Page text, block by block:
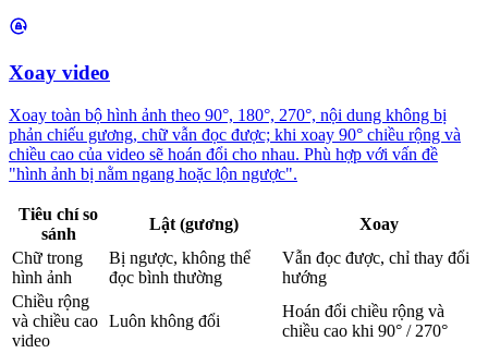
Xoay video
Xoay toàn bộ hình ảnh theo 90°, 180°, 270°, nội dung không bị
phản chiếu gương, chữ vẫn đọc được; khi xoay 90° chiều rộng và
chiều cao của video sẽ hoán đổi cho nhau. Phù hợp với vấn đề
"hình ảnh bị nằm ngang hoặc lộn ngược".
Tiêu chí so
sánh
Lật (gương)
Xoay
Chữ trong
hình ảnh
Bị ngược, không thể
đọc bình thường
Vẫn đọc được, chỉ thay đổi
hướng
Chiều rộng
và chiều cao
video
Luôn không đổi
Hoán đổi chiều rộng và
chiều cao khi 90° / 270°